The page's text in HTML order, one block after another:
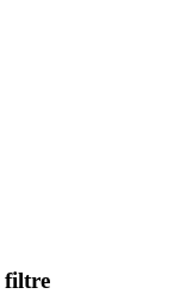
filtre